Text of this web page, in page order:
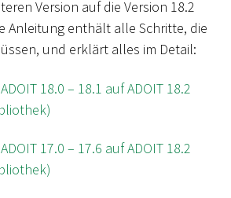
Version auf die Version 18.2
Anleitung enthält alle Schritte, die
und erklärt alles im Detail:
18.0 – 18.1 auf ADOIT 18.2
17.0 – 17.6 auf ADOIT 18.2